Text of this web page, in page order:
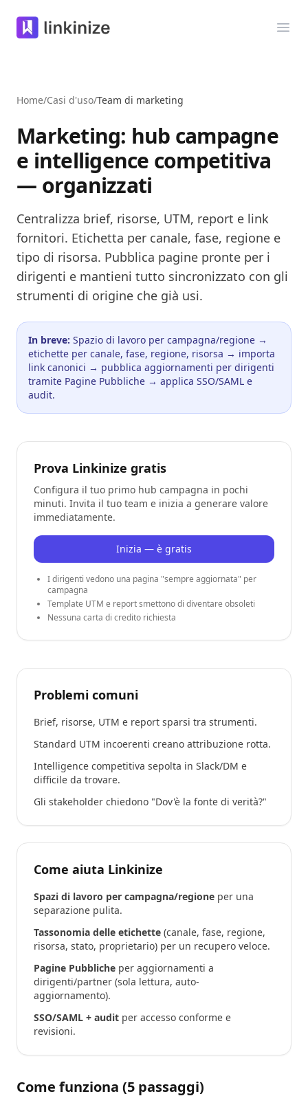
Linkinize
Apri
Home/Casi d'uso/Team di marketing
Marketing: hub campagne
e intelligence competitiva
— organizzati
Centralizza brief, risorse, UTM, report e link
fornitori. Etichetta per canale, fase, regione e
tipo di risorsa. Pubblica pagine pronte per i
dirigenti e mantieni tutto sincronizzato con gli
strumenti di origine che già usi.
In breve: Spazio di lavoro per campagna/regione →
etichette per canale, fase, regione, risorsa → importa
link canonici → pubblica aggiornamenti per dirigenti
tramite Pagine Pubbliche → applica SSO/SAML e
audit.
Prova Linkinize gratis
Configura il tuo primo hub campagna in pochi
minuti. Invita il tuo team e inizia a generare valore
immediatamente.
Inizia — è gratis
I dirigenti vedono una pagina "sempre aggiornata" per
campagna
Template UTM e report smettono di diventare obsoleti
Nessuna carta di credito richiesta
Problemi comuni
Brief, risorse, UTM e report sparsi tra strumenti.
Standard UTM incoerenti creano attribuzione rotta.
Intelligence competitiva sepolta in Slack/DM e
difficile da trovare.
Gli stakeholder chiedono "Dov'è la fonte di verità?"
Come aiuta Linkinize
Spazi di lavoro per campagna/regione per una
separazione pulita.
Tassonomia delle etichette (canale, fase, regione,
risorsa, stato, proprietario) per un recupero veloce.
Pagine Pubbliche per aggiornamenti a
dirigenti/partner (sola lettura, auto-
aggiornamento).
SSO/SAML + audit per accesso conforme e
revisioni.
Come funziona (5 passaggi)